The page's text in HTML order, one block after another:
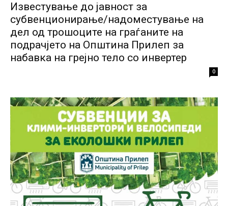
Известување до јавност за
субвенционирање/надоместување на
дел од трошоците на граѓаните на
подрачјето на Општина Прилеп за
набавка на грејно тело со инвертер
0